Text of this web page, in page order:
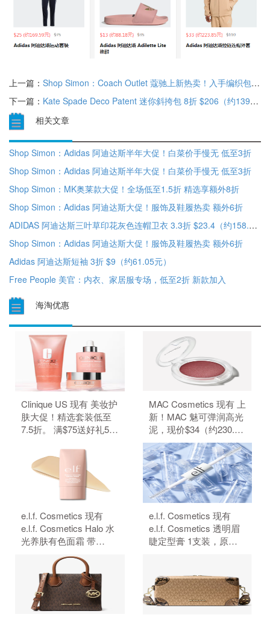
上一篇： Shop Simon：Coach Outlet 蔻驰上新热卖！入手编织包袋 低至3折
下一篇： Kate Spade Deco Patent 迷你斜挎包 8折 $206（约1399.5元）
相关文章
Shop Simon：Adidas 阿迪达斯半年大促！白菜价手慢无 低至3折
Shop Simon：Adidas 阿迪达斯半年大促！白菜价手慢无 低至3折
Shop Simon：MK奥莱款大促！全场低至1.5折 精选享额外8折
Shop Simon：Adidas 阿迪达斯大促！服饰及鞋履热卖 额外6折
ADIDAS 阿迪达斯三叶草印花灰色连帽卫衣 3.3折 $23.4（约158.97元）
Shop Simon：Adidas 阿迪达斯大促！服饰及鞋履热卖 额外6折
Adidas 阿迪达斯短袖 3折 $9（约61.05元）
Free People 美官：内衣、家居服专场，低至2折 新款加入
海淘优惠
Clinique US 现有 美妆护
肤大促！精选套装低至
7.5折。 满$75送好礼5
件。 无需使用优惠码。
MAC Cosmetics 现有 上
新！MAC 魅可弹润高光
泥，现价$34（约230.29
元）。 无需使用优惠
码。
e.l.f. Cosmetics 现有
e.l.f. Cosmetics Halo 水
光养肤有色面霜 带
SPF50 防晒，原价
$18，现特价$14（约
94.83元）。 无需使用优
惠码。
e.l.f. Cosmetics 现有
e.l.f. Cosmetics 透明眉
睫定型膏 1支装，原价
码。